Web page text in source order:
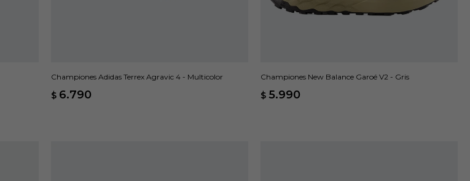
Championes Adidas Terrex Agravic 4 - Multicolor
$ 6.790
Championes New Balance Garoé V2 - Gris
$ 5.990